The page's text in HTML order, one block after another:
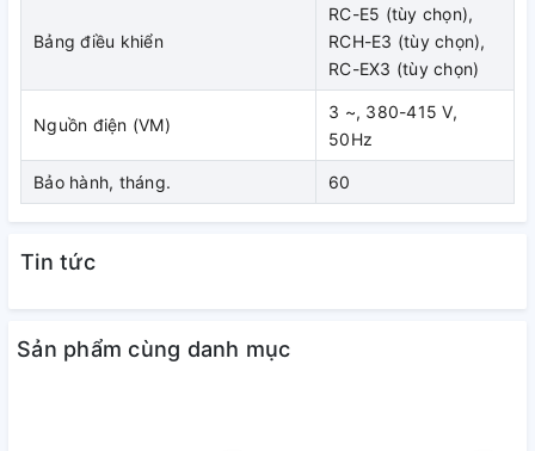
Bảng điều khiển
RC-E5 (tùy chọn),
RCH-E3 (tùy chọn),
RC-EX3 (tùy chọn)
Nguồn điện (VM)
3 ~, 380-415 V,
50Hz
Bảo hành, tháng. 60
Tin tức
Sản phẩm cùng danh mục